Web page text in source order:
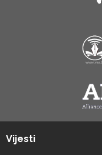
Vijesti